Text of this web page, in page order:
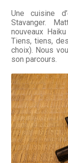
Une cuisine
Stavanger.
nouveaux
Tiens, tiens,
choix). Nous
son parcours.